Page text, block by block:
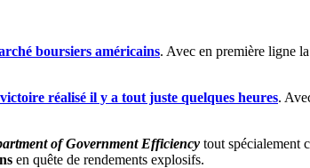
boursiers américains. Avec en première ligne
réalisé il y a tout juste quelques heures.
of Government Efficiency tout spécialement
en quête de rendements explosifs.